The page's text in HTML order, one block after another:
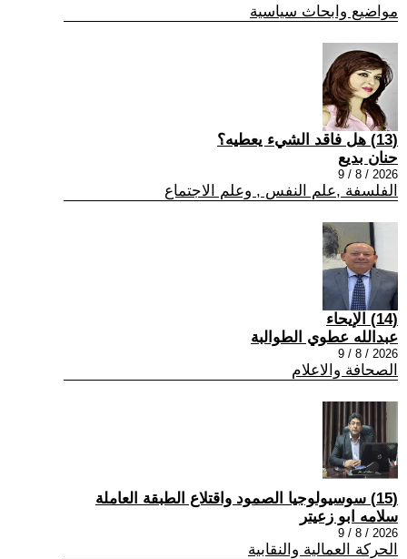
مواضيع وابحاث سياسية
(13) هل فاقد الشيء يعطيه؟
حنان بديع
2026 / 8 / 9
الفلسفة ,علم النفس , وعلم الاجتماع
(14) الإيحاء
عبدالله عطوي الطوالبة
2026 / 8 / 9
الصحافة والاعلام
(15) سوسيولوجيا الصمود واقتلاع الطبقة العاملة
سلامه ابو زعيتر
2026 / 8 / 9
الحركة العمالية والنقابية